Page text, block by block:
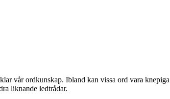
vår ordkunskap. Ibland kan vissa ord vara
liknande ledtrådar.